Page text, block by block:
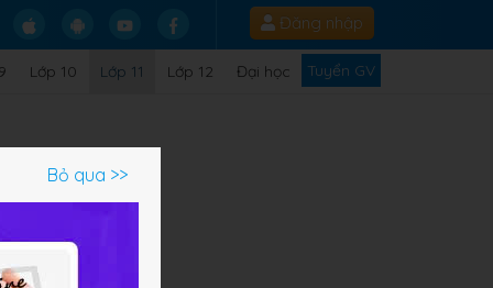
Đăng nhập
Lớp 10 Lớp 11 Lớp 12 Đại học Tuyển GV
Bỏ qua >>